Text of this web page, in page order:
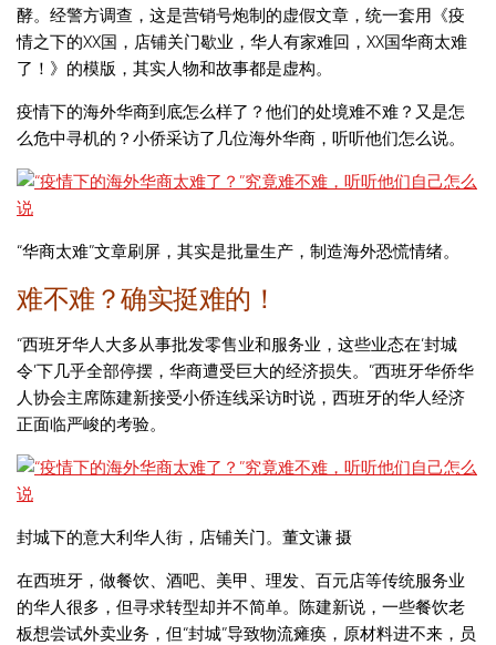
酵。经警方调查，这是营销号炮制的虚假文章，统一套用《疫
情之下的XX国，店铺关门歇业，华人有家难回，XX国华商太难
了！》的模版，其实人物和故事都是虚构。
疫情下的海外华商到底怎么样了？他们的处境难不难？又是怎
么危中寻机的？小侨采访了几位海外华商，听听他们怎么说。
“华商太难”文章刷屏，其实是批量生产，制造海外恐慌情绪。
难不难？确实挺难的！
“西班牙华人大多从事批发零售业和服务业，这些业态在‘封城
令’下几乎全部停摆，华商遭受巨大的经济损失。”西班牙华侨华
人协会主席陈建新接受小侨连线采访时说，西班牙的华人经济
正面临严峻的考验。
封城下的意大利华人街，店铺关门。董文谦 摄
在西班牙，做餐饮、酒吧、美甲、理发、百元店等传统服务业
的华人很多，但寻求转型却并不简单。陈建新说，一些餐饮老
板想尝试外卖业务，但“封城”导致物流瘫痪，原材料进不来，员